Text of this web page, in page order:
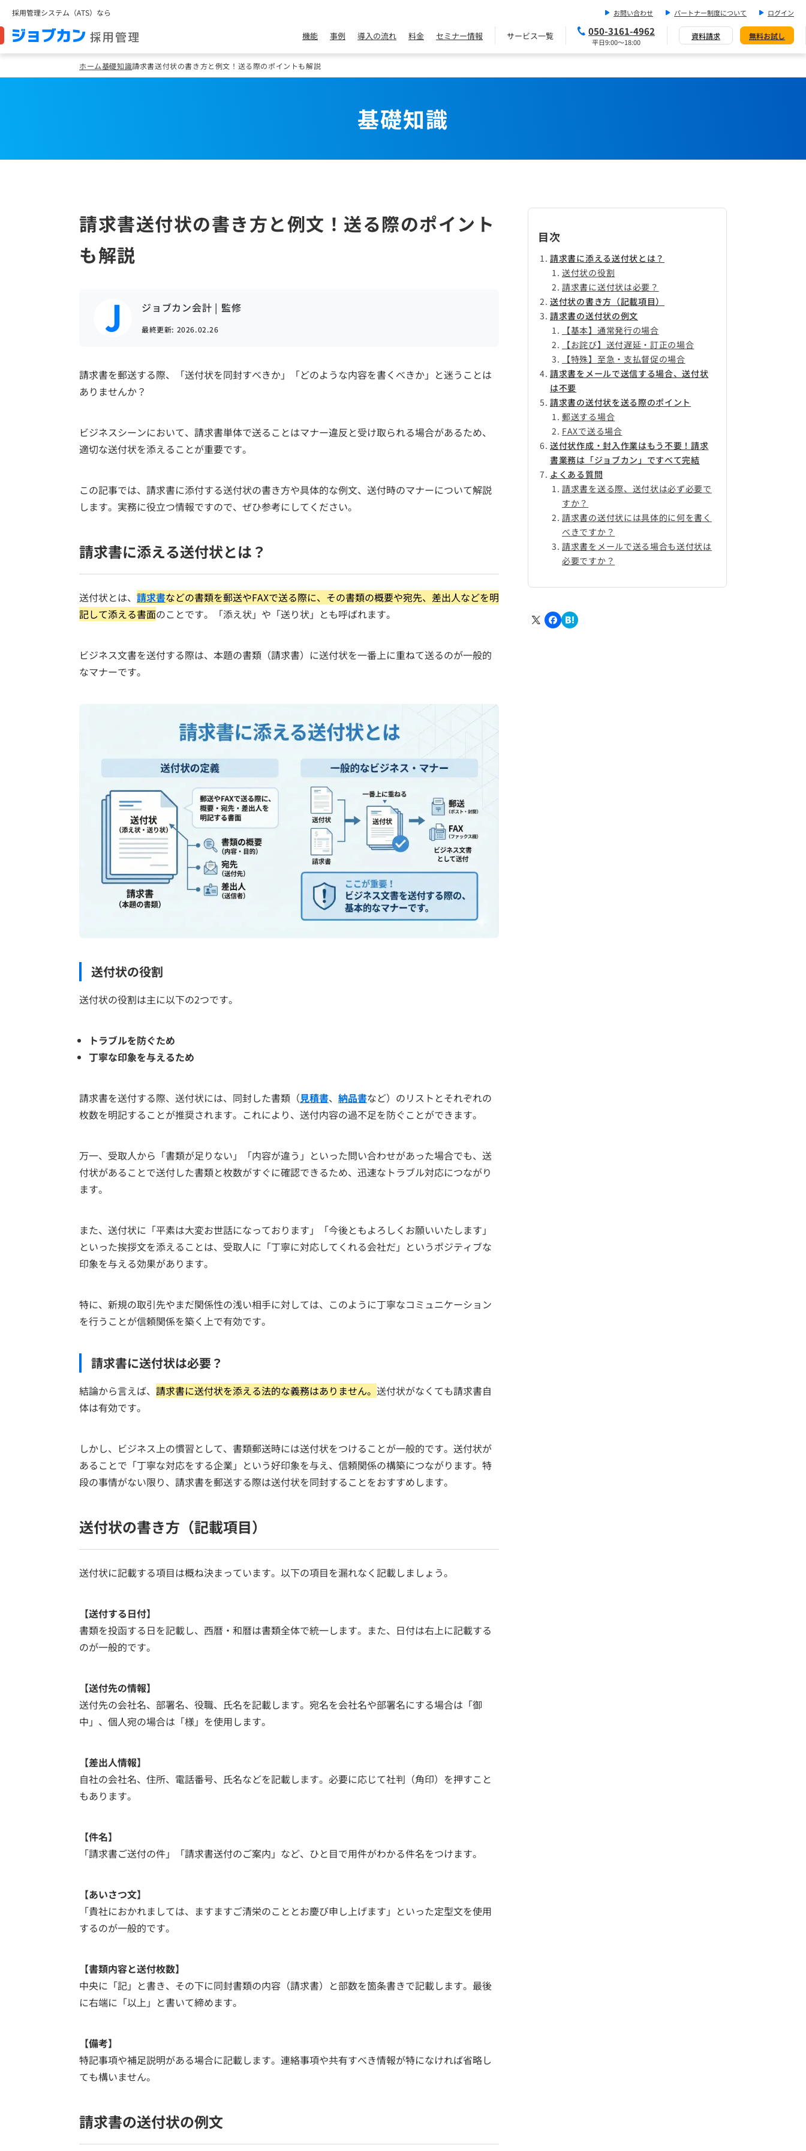
採用管理システム（ATS）なら お問い合わせ パートナー制度について ログイン
機能 事例 導入の流れ 料金 セミナー情報 サービス一覧 050-3161-4962
平日9:00～18:00
資料請求 無料お試し
ホーム基礎知識請求書送付状の書き方と例文！送る際のポイントも解説
基礎知識
請求書送付状の書き方と例文！送る際のポイント
も解説
ジョブカン会計 | 監修
最終更新: 2026.02.26
請求書を郵送する際、「送付状を同封すべきか」「どのような内容を書くべきか」と迷うことは
ありませんか？
ビジネスシーンにおいて、請求書単体で送ることはマナー違反と受け取られる場合があるため、
適切な送付状を添えることが重要です。
この記事では、請求書に添付する送付状の書き方や具体的な例文、送付時のマナーについて解説
します。実務に役立つ情報ですので、ぜひ参考にしてください。
請求書に添える送付状とは？
送付状とは、 請求書などの書類を郵送やFAXで送る際に、その書類の概要や宛先、差出人などを明
記して添える書面のことです。「添え状」や「送り状」とも呼ばれます。
ビジネス文書を送付する際は、本題の書類（請求書）に送付状を一番上に重ねて送るのが一般的
なマナーです。
送付状の役割
送付状の役割は主に以下の2つです。
トラブルを防ぐため
丁寧な印象を与えるため
請求書を送付する際、送付状には、同封した書類（見積書、 納品書など）のリストとそれぞれの
枚数を明記することが推奨されます。これにより、送付内容の過不足を防ぐことができます。
万一、受取人から「書類が足りない」「内容が違う」といった問い合わせがあった場合でも、送
付状があることで送付した書類と枚数がすぐに確認できるため、迅速なトラブル対応につながり
ます。
また、送付状に「平素は大変お世話になっております」「今後ともよろしくお願いいたします」
といった挨拶文を添えることは、受取人に「丁寧に対応してくれる会社だ」というポジティブな
印象を与える効果があります。
特に、新規の取引先やまだ関係性の浅い相手に対しては、このように丁寧なコミュニケーション
を行うことが信頼関係を築く上で有効です。
請求書に送付状は必要？
結論から言えば、 請求書に送付状を添える法的な義務はありません。 送付状がなくても請求書自
体は有効です。
しかし、ビジネス上の慣習として、書類郵送時には送付状をつけることが一般的です。送付状が
あることで「丁寧な対応をする企業」という好印象を与え、信頼関係の構築につながります。特
段の事情がない限り、請求書を郵送する際は送付状を同封することをおすすめします。
送付状の書き方（記載項目）
送付状に記載する項目は概ね決まっています。以下の項目を漏れなく記載しましょう。
【送付する日付】
書類を投函する日を記載し、西暦・和暦は書類全体で統一します。また、日付は右上に記載する
のが一般的です。
【送付先の情報】
送付先の会社名、部署名、役職、氏名を記載します。宛名を会社名や部署名にする場合は「御
中」、個人宛の場合は「様」を使用します。
【差出人情報】
自社の会社名、住所、電話番号、氏名などを記載します。必要に応じて社判（角印）を押すこと
もあります。
【件名】
「請求書ご送付の件」「請求書送付のご案内」など、ひと目で用件がわかる件名をつけます。
【あいさつ文】
「貴社におかれましては、ますますご清栄のこととお慶び申し上げます」といった定型文を使用
するのが一般的です。
【書類内容と送付枚数】
中央に「記」と書き、その下に同封書類の内容（請求書）と部数を箇条書きで記載します。最後
に右端に「以上」と書いて締めます。
【備考】
特記事項や補足説明がある場合に記載します。連絡事項や共有すべき情報が特になければ省略し
ても構いません。
請求書の送付状の例文
目次
請求書に添える送付状とは？
送付状の役割
請求書に送付状は必要？
送付状の書き方（記載項目）
請求書の送付状の例文
【基本】通常発行の場合
【お詫び】送付遅延・訂正の場合
【特殊】至急・支払督促の場合
請求書をメールで送信する場合、送付状
は不要
請求書の送付状を送る際のポイント
郵送する場合
FAXで送る場合
送付状作成・封入作業はもう不要！請求
書業務は「ジョブカン」ですべて完結
よくある質問
請求書を送る際、送付状は必ず必要で
すか？
請求書の送付状には具体的に何を書く
べきですか？
請求書をメールで送る場合も送付状は
必要ですか？